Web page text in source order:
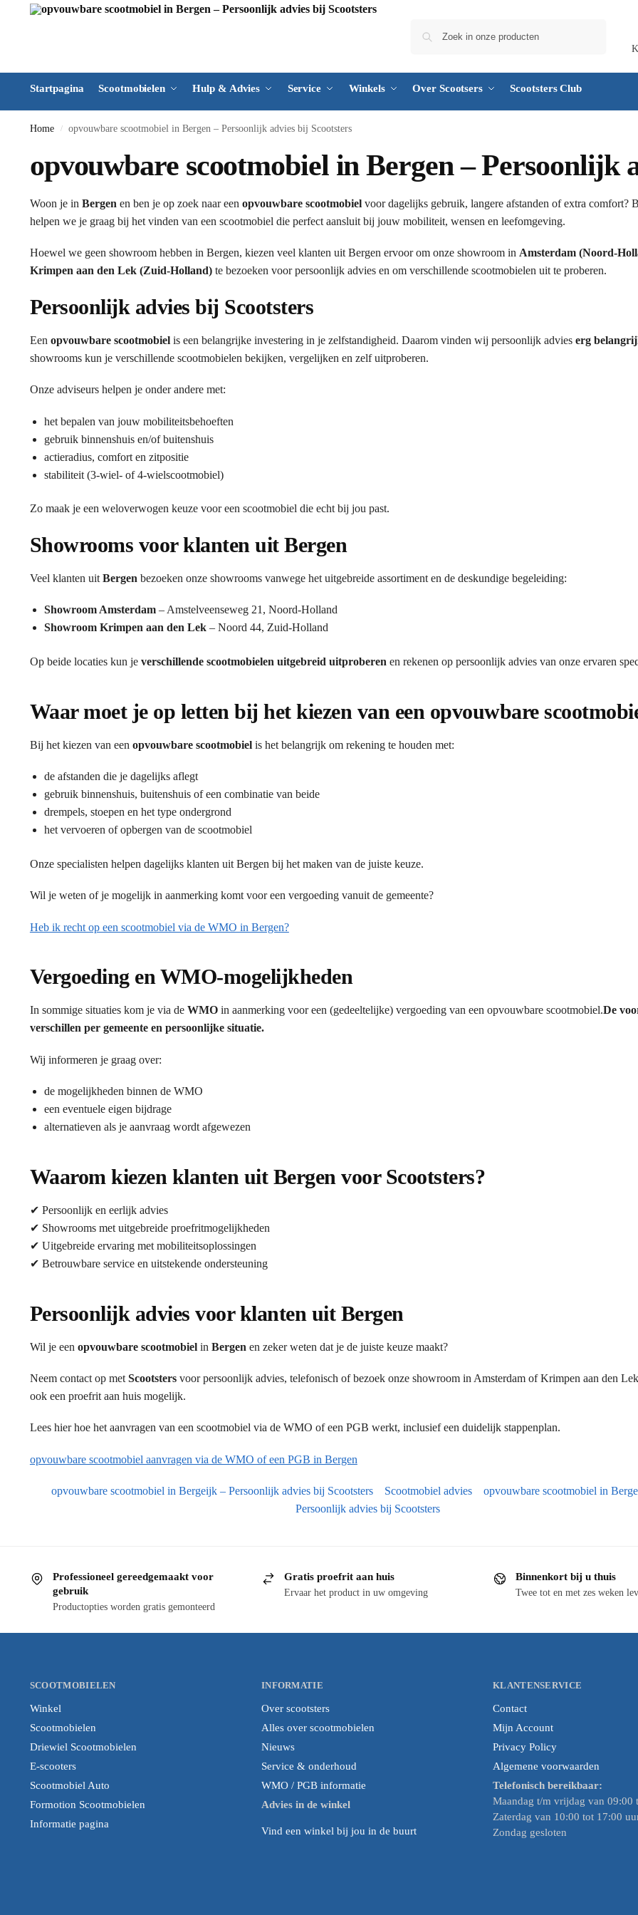
Startpagina Scootmobielen Hulp & Advies Service Winkels Over Scootsers Scootsters Club
Home / opvouwbare scootmobiel in Bergen – Persoonlijk advies bij Scootsters
opvouwbare scootmobiel in Bergen – Persoonlijk
Woon je in Bergen en ben je op zoek naar een opvouwbare scootmobielvoor dagelijks gebruik, langere afstanden of extra comfort?
helpen we je graag bij het vinden van een scootmobiel die perfect aansluit bij jouw mobiliteit, wensen en leefomgeving.
Hoewel we geen showroom hebben in Bergen, kiezen veel klanten uit Bergen ervoor om onze showroom in Amsterdam (Noord-
Krimpen aan den Lek (Zuid-Holland)te bezoeken voor persoonlijk advies en om verschillende scootmobielen uit te proberen.
Persoonlijk advies bij Scootsters
Een opvouwbare scootmobielis een belangrijke investering in je zelfstandigheid. Daarom vinden wij persoonlijk advies erg
showrooms kun je verschillende scootmobielen bekijken, vergelijken en zelf uitproberen.
Onze adviseurs helpen je onder andere met:
het bepalen van jouw mobiliteitsbehoeften
gebruik binnenshuis en/of buitenshuis
actieradius, comfort en zitpositie
stabiliteit (3-wiel- of 4-wielscootmobiel)
Zo maak je een weloverwogen keuze voor een scootmobiel die echt bij jou past.
Showrooms voor klanten uit Bergen
Veel klanten uit Bergen bezoeken onze showrooms vanwege het uitgebreide assortiment en de deskundige begeleiding:
Showroom Amsterdam– Amstelveenseweg 21, Noord-Holland
Showroom Krimpen aan den Lek– Noord 44, Zuid-Holland
Op beide locaties kun je verschillende scootmobielen uitgebreid uitproberen en rekenen op persoonlijk advies van onze ervaren
Waar moet je op letten bij het kiezen van een opvouwbare
Bij het kiezen van een opvouwbare scootmobielis het belangrijk om rekening te houden met:
de afstanden die je dagelijks aflegt
gebruik binnenshuis, buitenshuis of een combinatie van beide
drempels, stoepen en het type ondergrond
het vervoeren of opbergen van de scootmobiel
Onze specialisten helpen dagelijks klanten uit Bergen bij het maken van de juiste keuze.
Wil je weten of je mogelijk in aanmerking komt voor een vergoeding vanuit de gemeente?
Heb ik recht op een scootmobiel via de WMO in Bergen?
Vergoeding en WMO-mogelijkheden
In sommige situaties kom je via de WMOin aanmerking voor een (gedeeltelijke) vergoeding van een opvouwbare scootmobiel.De
verschillen per gemeente en persoonlijke situatie.
Wij informeren je graag over:
de mogelijkheden binnen de WMO
een eventuele eigen bijdrage
alternatieven als je aanvraag wordt afgewezen
Waarom kiezen klanten uit Bergen voor Scootsters?
✔ Persoonlijk en eerlijk advies
✔ Showrooms met uitgebreide proefritmogelijkheden
✔ Uitgebreide ervaring met mobiliteitsoplossingen
✔ Betrouwbare service en uitstekende ondersteuning
Persoonlijk advies voor klanten uit Bergen
Wil je een opvouwbare scootmobielin Bergen en zeker weten dat je de juiste keuze maakt?
Neem contact op met Scootstersvoor persoonlijk advies, telefonisch of bezoek onze showroom in Amsterdam of Krimpen aan den
ook een proefrit aan huis mogelijk.
Lees hier hoe het aanvragen van een scootmobiel via de WMO of een PGB werkt, inclusief een duidelijk stappenplan.
opvouwbare scootmobiel aanvragen via de WMO of een PGB in Bergen
opvouwbare scootmobiel in Bergeijk – Persoonlijk advies bij Scootsters Scootmobiel advies
opvouwbare scootmobiel in
Persoonlijk advies bij Scootsters
Professioneel gereedgemaakt voor
gebruik
Productopties worden gratis gemonteerd
Gratis proefrit aan huis
Ervaar het product in uw omgeving
Binnenkort bij u thuis
Twee tot en met zes weken
SCOOTMOBIELEN
Winkel
Scootmobielen
Driewiel Scootmobielen
E-scooters
Scootmobiel Auto
Formotion Scootmobielen
Informatie pagina
INFORMATIE
Over scootsters
Alles over scootmobielen
Nieuws
Service & onderhoud
WMO / PGB informatie
Advies in de winkel
Vind een winkel bij jou in de buurt
KLANTENSERVICE
Contact
Mijn Account
Privacy Policy
Algemene voorwaarden
Telefonisch bereikbaar:
Maandag t/m vrijdag van 09:00
Zaterdag van 10:00 tot 17:00
Zondag gesloten